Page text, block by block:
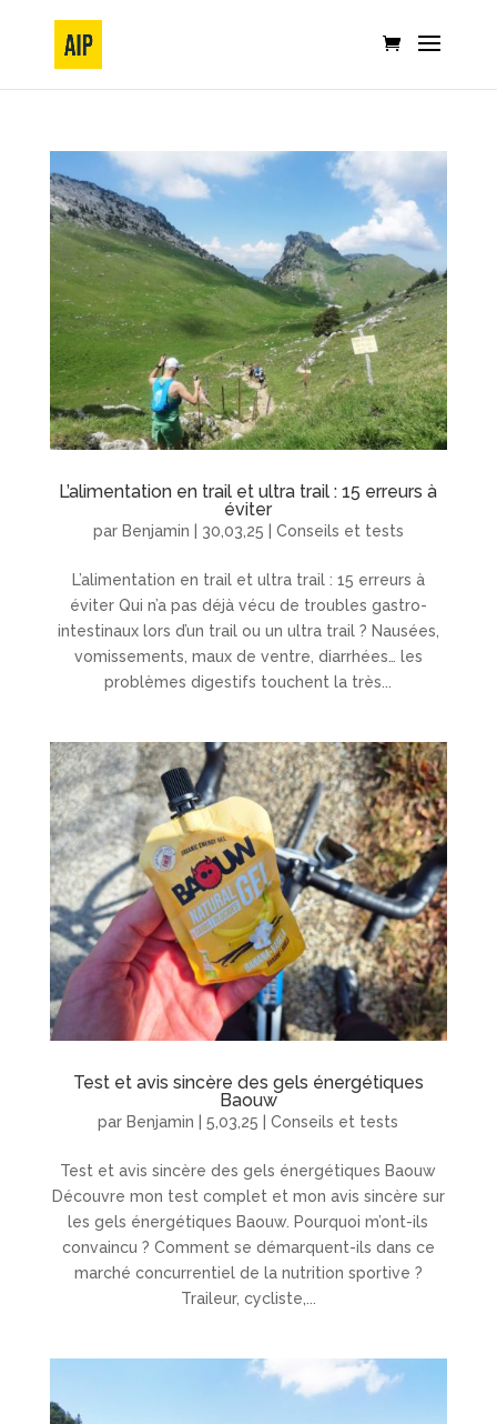
L’alimentation en trail et ultra trail : 15 erreurs à
éviter
par Benjamin 30,03,25 Conseils et tests
L’alimentation en trail et ultra trail : 15 erreurs à
éviter Qui n’a pas déjà vécu de troubles gastro-
intestinaux lors d’un trail ou un ultra trail ? Nausées,
vomissements, maux de ventre, diarrhées… les
problèmes digestifs touchent la très...
Test et avis sincère des gels énergétiques
Baouw
parBenjamin |5,03,25 |Conseils et tests
Test et avis sincère des gels énergétiques Baouw
Découvre mon test complet et mon avis sincère sur
les gels énergétiques Baouw. Pourquoi m’ont-ils
convaincu ? Comment se démarquent-ils dans ce
marché concurrentiel de la nutrition sportive ?
Traileur, cycliste,...